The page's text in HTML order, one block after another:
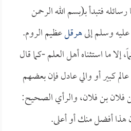
فتبدأ بـ(بسم الله الرحمن
وسلم إلىهرقلعظيم الروم.
إلا ما استثناه أهل العلم -كما قال
كبير أو والي عادل فإن بعضهم
فلان بن فلان، والرأي الصحيح:
هذا أفضل منك أو أعلى.